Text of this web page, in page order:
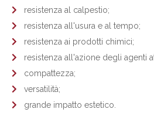
resistenza al calpestio;
resistenza all'usura e al tempo;
resistenza ai prodotti chimici;
resistenza all'azione degli agenti
compattezza;
versatilità;
grande impatto estetico.